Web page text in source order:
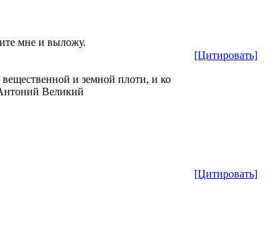
[Цитировать]
мне и выложу.
вещественной и земной плоти, и ко
Великий
[Цитировать]